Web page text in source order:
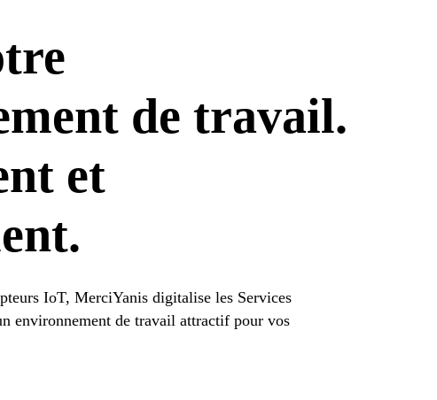
de travail.
et
IoT, MerciYanis digitalise les Services
environnement de travail attractif pour vos